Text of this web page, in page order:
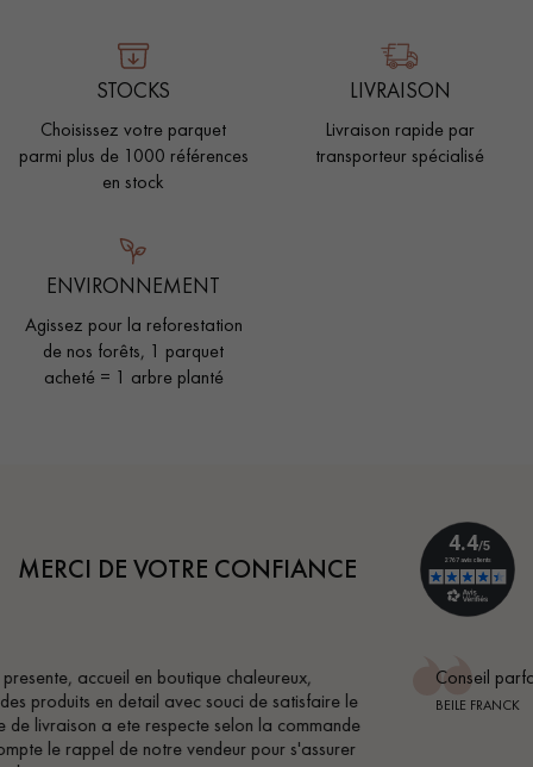
STOCKS
Choisissez votre parquet
parmi plus de 1000 références
en stock
LIVRAISON
Livraison rapide par
transporteur spécialisé
ENVIRONNEMENT
Agissez pour la reforestation
de nos forêts, 1 parquet
acheté = 1 arbre planté
MERCI DE VOTRE CONFIANCE
Conseil parfait, échanges fluides. Je recommande
BEILE FRANCK